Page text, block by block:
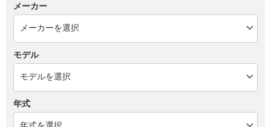
メーカー
モデル
年式